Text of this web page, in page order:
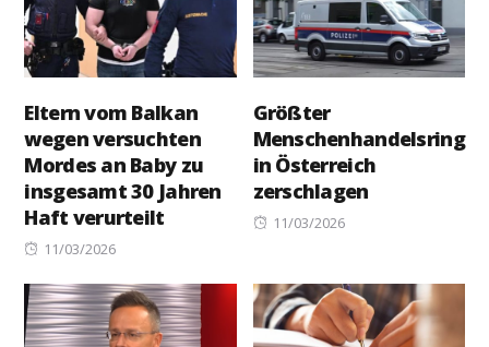
Eltern vom Balkan
wegen versuchten
Mordes an Baby zu
insgesamt 30 Jahren
Haft verurteilt
Posted
11/03/2026
Größter
Menschenhandelsring
in Österreich
zerschlagen
Posted
11/03/2026